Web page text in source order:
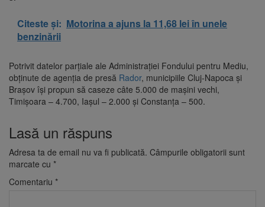
Citeste și: Motorina a ajuns la 11,68 lei în unele
benzinării
Potrivit datelor parţiale ale Administraţiei Fondului pentru Mediu,
obținute de agenția de presă Rador, municipiile Cluj-Napoca şi
Braşov îşi propun să caseze câte 5.000 de maşini vechi,
Timişoara – 4.700, Iaşul – 2.000 şi Constanţa – 500.
Lasă un răspuns
Adresa ta de email nu va fi publicată. Câmpurile obligatorii sunt
marcate cu *
Comentariu *